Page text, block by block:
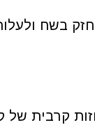
בשח
קרבית של